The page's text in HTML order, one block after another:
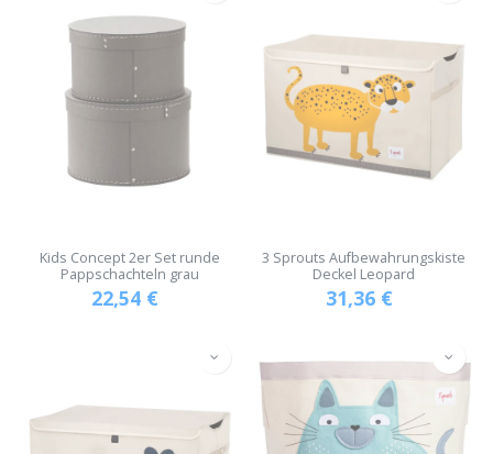
Kids Concept 2er Set runde
Pappschachteln grau
22,54 €
3 Sprouts Aufbewahrungskiste
Deckel Leopard
31,36 €